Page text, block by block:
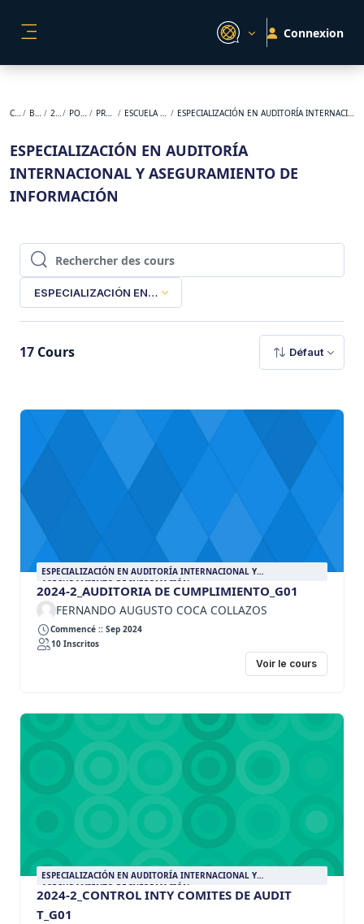
Connexion
Cours BACKUP 2024-2 POSGRADO PRESENCIAL ESCUELA DE NEGOCIOS ESPECIALIZACIÓN EN AUDITORÍA INTERNACIONAL Y ASEGURAMIENTO DE INFORMACIÓN
ESPECIALIZACIÓN EN AUDITORÍA
INTERNACIONAL Y ASEGURAMIENTO DE
INFORMACIÓN
Rechercher des cours
Rechercher des cours
ESPECIALIZACIÓN EN AUDITORÍA INTERNACIONAL Y
17 Cours Défaut
ESPECIALIZACIÓN EN AUDITORÍA INTERNACIONAL Y
ASEGURAMIENTO DE INFORMACIÓN
2024-2_AUDITORIA DE CUMPLIMIENTO_G01
FERNANDO AUGUSTO COCA COLLAZOS
Commencé :: Sep 2024
10 Inscritos
Voir le cours
ESPECIALIZACIÓN EN AUDITORÍA INTERNACIONAL Y
ASEGURAMIENTO DE INFORMACIÓN
2024-2_CONTROL INTY COMITES DE AUDIT
T_G01